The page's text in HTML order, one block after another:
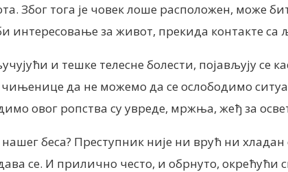
Због тога је човек лоше расположен,
интересовање за живот, прекида контакте
и тешке телесне болести, појављују се
да не можемо да се ослободимо
овог ропства су увреде, мржња, жеђ за
беса? Преступник није ни врућ ни
се. И прилично често, и обрнуто, окрећући